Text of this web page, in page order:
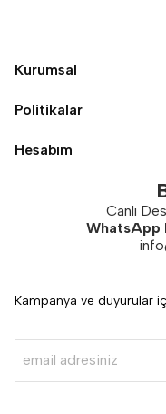
Kurumsal
Politikalar
Hesabım
Canlı
WhatsApp
Kampanya ve duyurular